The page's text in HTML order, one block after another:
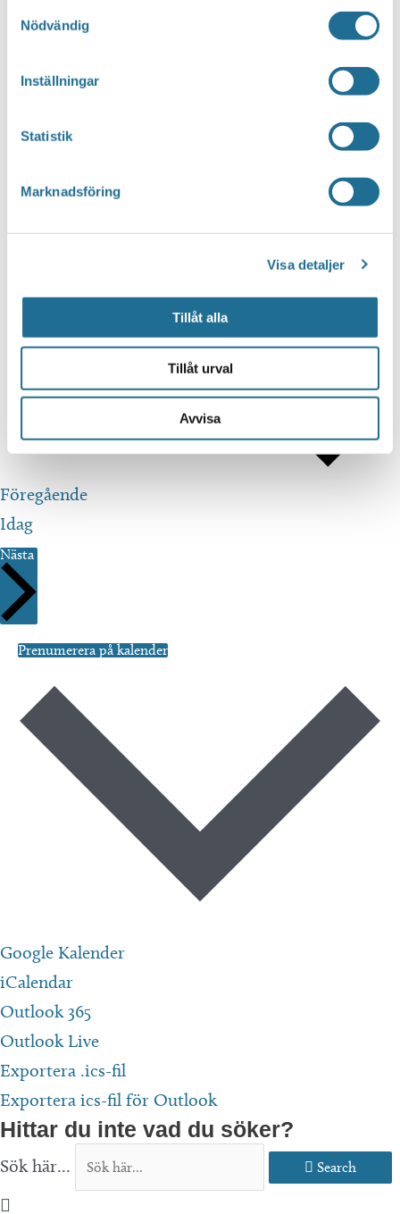
Nödvändig
Inställningar
Statistik
Marknadsföring
Visa detaljer
Tillåt alla
Tillåt urval
Avvisa
FöregåendeEvenemang
Idag
NästaEvenemang
Prenumerera på kalender
Google Kalender
iCalendar
Outlook 365
Outlook Live
Exportera .ics-fil
Exportera ics-fil för Outlook
Hittar du inte vad du söker?
Sök här... Search